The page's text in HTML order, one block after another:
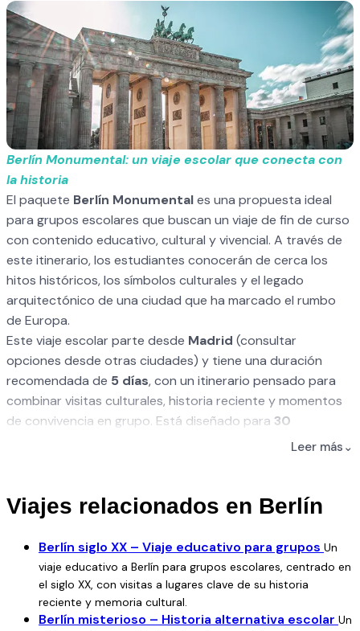
Berlín Monumental: un viaje escolar que conecta con
la historia
El paquete Berlín Monumentales una propuesta ideal
para grupos escolares que buscan un viaje de fin de curso
con contenido educativo, cultural y vivencial. A través de
este itinerario, los estudiantes conocerán de cerca los
hitos históricos, los símbolos culturales y el legado
arquitectónico de una ciudad que ha marcado el rumbo
de Europa.
Este viaje escolar parte desde Madrid (consultar
opciones desde otras ciudades) y tiene una duración
recomendada de 5 días, con un itinerario pensado para
combinar visitas culturales, historia reciente y momentos
de convivencia en grupo. Está diseñado para 30
, aunque puede ajustarse según el tamaño del
Hostel Berlín, un hotel con muy buena puntuación en las
reseñas... Y en una ubicación céntrica que os permitirá
descubrir Berlín de manera sencilla.
El itinerario es completamente personalizable: puedes
modificar actividades, duración o servicios según las
necesidades de tu centro. Disponemos de una
calculadora de viajes escolarespara que puedas
Leer más ⌄
Viajes relacionados en Berlín
Berlín siglo XX – Viaje educativo para grupos Un
viaje educativo a Berlín para grupos escolares, centrado en
el siglo XX, con visitas a lugares clave de su historia
reciente y memoria cultural.
Berlín misterioso – Historia alternativa escolar Un